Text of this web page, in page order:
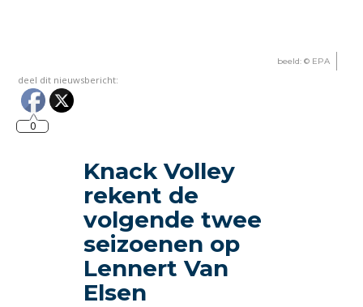
beeld: © EPA
deel dit nieuwsbericht:
0
Knack Volley
rekent de
volgende twee
seizoenen op
Lennert Van
Elsen